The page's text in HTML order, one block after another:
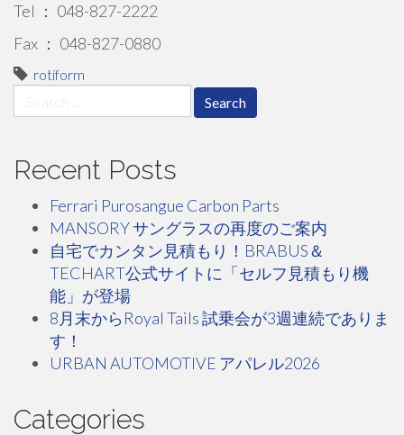
Tel ： 048-827-2222
Fax ： 048-827-0880
rotiform
for:
Recent Posts
Ferrari Purosangue Carbon Parts
MANSORY サングラスの再度のご案内
自宅でカンタン見積もり！BRABUS＆
TECHART公式サイトに「セルフ見積もり機
能」が登場
8月末からRoyal Tails 試乗会が3週連続でありま
す！
URBAN AUTOMOTIVE アパレル2026
Categories